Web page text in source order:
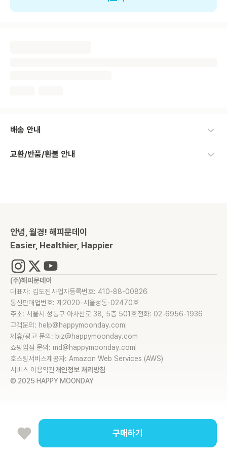
배송 안내
교환/반품/환불 안내
구매하기
안녕, 월경! 해피문데이
Easier, Healthier, Happier
© 2025 HAPPY MOONDAY
(주)해피문데이
대표자: 김도진사업자등록번호: 410-88-00826
통신판매업번호: 제2020-서울성동-02470호
주소: 서울시 성동구 아차산로 38, 5층 501호전화: 02-6956-1936
고객문의: help@happymoonday.com
제휴/광고 문의: biz@happymoonday.com
쇼핑입점 문의: md@happymoonday.com
호스팅서비스제공자: Amazon Web Services (AWS)
서비스 이용약관개인정보 처리방침